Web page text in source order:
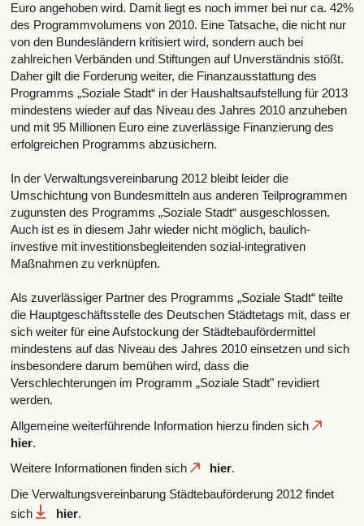
Euro angehoben wird. Damit liegt es noch immer bei nur ca. 42%
des Programmvolumens von 2010. Eine Tatsache, die nicht nur
von den Bundesländern kritisiert wird, sondern auch bei
zahlreichen Verbänden und Stiftungen auf Unverständnis stößt.
Daher gilt die Forderung weiter, die Finanzausstattung des
Programms „Soziale Stadt“ in der Haushaltsaufstellung für 2013
mindestens wieder auf das Niveau des Jahres 2010 anzuheben
und mit 95 Millionen Euro eine zuverlässige Finanzierung des
erfolgreichen Programms abzusichern.
In der Verwaltungsvereinbarung 2012 bleibt leider die
Umschichtung von Bundesmitteln aus anderen Teilprogrammen
zugunsten des Programms „Soziale Stadt“ ausgeschlossen.
Auch ist es in diesem Jahr wieder nicht möglich, baulich-
investive mit investitionsbegleitenden sozial-integrativen
Maßnahmen zu verknüpfen.
Als zuverlässiger Partner des Programms „Soziale Stadt“ teilte
die Hauptgeschäftsstelle des Deutschen Städtetags mit, dass er
sich weiter für eine Aufstockung der Städtebaufördermittel
mindestens auf das Niveau des Jahres 2010 einsetzen und sich
insbesondere darum bemühen wird, dass die
Verschlechterungen im Programm „Soziale Stadt" revidiert
werden.
Allgemeine weiterführende Information hierzu finden sich
hier.
Weitere Informationen finden sich
hier.
Die Verwaltungsvereinbarung Städtebauförderung 2012 findet
sich
hier.